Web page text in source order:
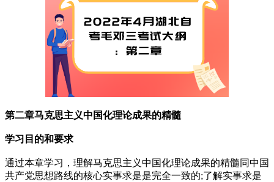
第二章马克思主义中国化理论成果的精髓
学习目的和要求
通过本章学习，理解马克思主义中国化理论成果的精髓同中国
共产党思想路线的核心实事求是是完全一致的;了解实事求是